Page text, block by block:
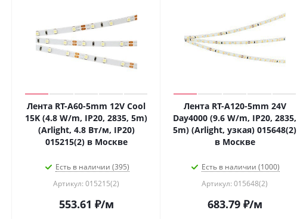
Лента RT-A60-5mm 12V Cool
15K (4.8 W/m, IP20, 2835, 5m)
(Arlight, 4.8 Вт/м, IP20)
015215(2) в Москве
Есть в наличии (395)
Артикул: 015215(2)
553.61 ₽/м
Лента RT-A120-5mm 24V
Day4000 (9.6 W/m, IP20, 2835,
5m) (Arlight, узкая) 015648(2)
в Москве
Есть в наличии (1000)
Артикул: 015648(2)
683.79₽/м